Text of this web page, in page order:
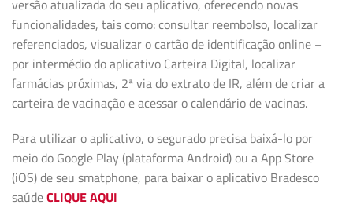
versão atualizada do seu aplicativo, oferecendo novas
funcionalidades, tais como: consultar reembolso, localizar
referenciados, visualizar o cartão de identificação online –
por intermédio do aplicativo Carteira Digital, localizar
farmácias próximas, 2ª via do extrato de IR, além de criar a
carteira de vacinação e acessar o calendário de vacinas.
Para utilizar o aplicativo, o segurado precisa baixá-lo por
meio do Google Play (plataforma Android) ou a App Store
(iOS) de seu smatphone, para baixar o aplicativo Bradesco
saúdeCLIQUE AQUI